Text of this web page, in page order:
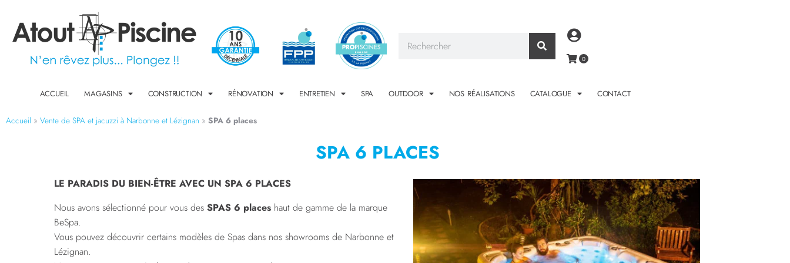
ACCUEIL MAGASINS CONSTRUCTION RÉNOVATION ENTRETIEN SPA OUTDOOR NOS RÉALISATIONS CATALOGUE CONTACT
Accueil » Vente de SPA et jacuzzi à Narbonne et Lézignan » SPA 6 places
SPA 6 PLACES
LE PARADIS DU BIEN-ÊTRE AVEC UN SPA 6 PLACES
Nous avons sélectionné pour vous des SPAS 6 places haut de gamme de la marque
BeSpa.
Vous pouvez découvrir certains modèles de Spas dans nos showrooms de Narbonne et
Lézignan.